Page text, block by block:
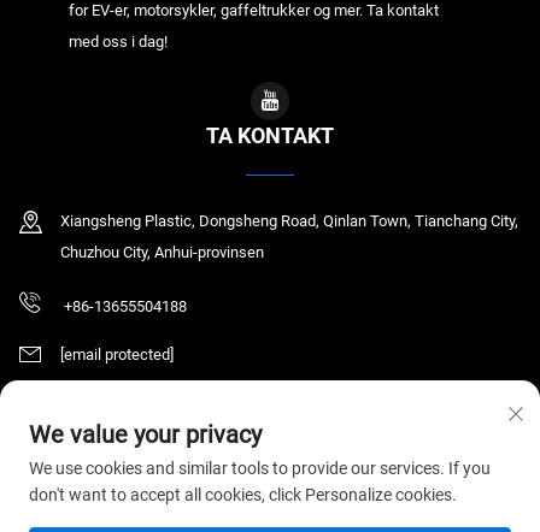
for EV-er, motorsykler, gaffeltrukker og mer. Ta kontakt
med oss i dag!
TA KONTAKT
Xiangsheng Plastic, Dongsheng Road, Qinlan Town, Tianchang City,
Chuzhou City, Anhui-provinsen
+86-13655504188
[email protected]
Copyright © 2025 Tianchang Chaochen Electronic Technology Co., LTD. Alle
rettigheter reservert. Personvernerklæring
We value your privacy
We use cookies and similar tools to provide our services. If you
don't want to accept all cookies, click Personalize cookies.